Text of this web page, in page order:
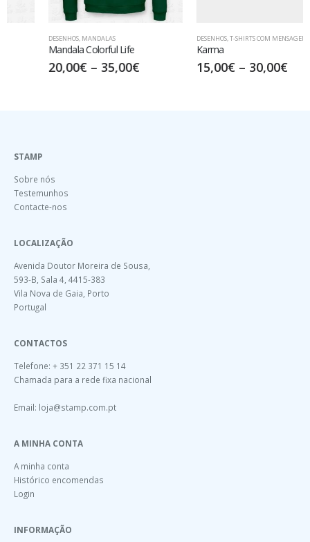
MANDALAS
Mandala Colorful Life
€–35,00 €
T-SHIRTS COM MENSAGENS
€–30,00 €
STAMP
Sobre nós
Testemunhos
Contacte-nos
LOCALIZAÇÃO
Avenida Doutor Moreira de Sousa,
593-B, Sala 4, 4415-383
Vila Nova de Gaia, Porto
Portugal
CONTACTOS
Telefone: + 351 22 371 15 14
Chamada para a rede fixa nacional
Email: loja@stamp.com.pt
A MINHA CONTA
A minha conta
Histórico encomendas
Login
INFORMAÇÃO